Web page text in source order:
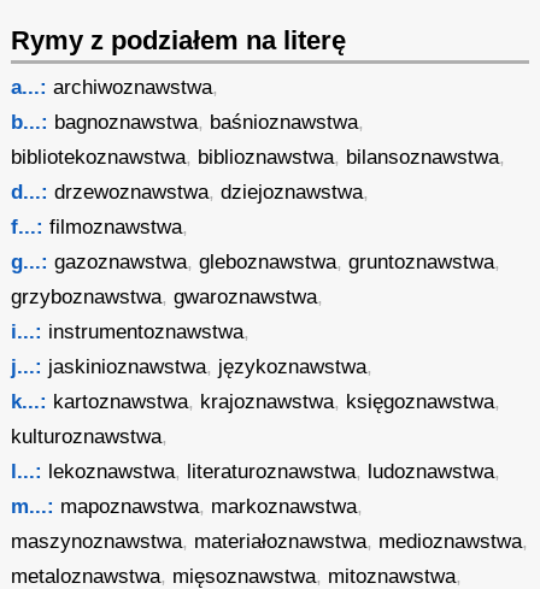
Rymy z podziałem na literę
a...: archiwoznawstwa,
b...: bagnoznawstwa, baśnioznawstwa,
bibliotekoznawstwa, biblioznawstwa, bilansoznawstwa,
d...: drzewoznawstwa,dziejoznawstwa,
f...: filmoznawstwa,
g...: gazoznawstwa,gleboznawstwa,gruntoznawstwa,
grzyboznawstwa,gwaroznawstwa,
i...: instrumentoznawstwa,
j...: jaskinioznawstwa, językoznawstwa,
k...: kartoznawstwa, krajoznawstwa, księgoznawstwa,
kulturoznawstwa,
l...: lekoznawstwa, literaturoznawstwa, ludoznawstwa,
m...: mapoznawstwa, markoznawstwa,
maszynoznawstwa, materiałoznawstwa, medioznawstwa,
metaloznawstwa, mięsoznawstwa, mitoznawstwa,